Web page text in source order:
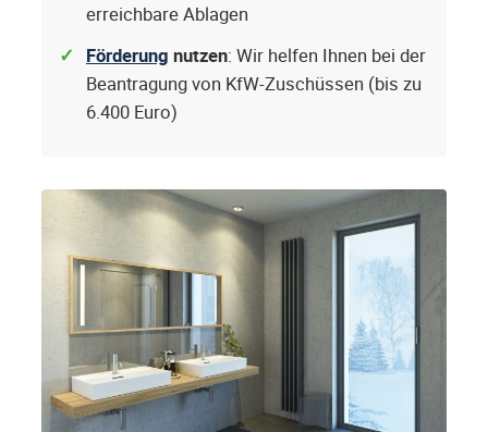
erreichbare Ablagen
Förderung nutzen: Wir helfen Ihnen bei der
Beantragung von KfW-Zuschüssen (bis zu
6.400 Euro)